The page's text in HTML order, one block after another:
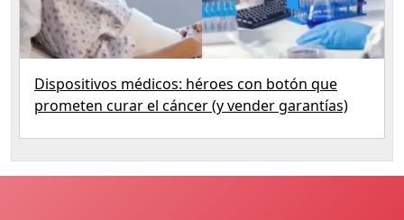
Dispositivos médicos: héroes con botón que
prometen curar el cáncer (y vender garantías)